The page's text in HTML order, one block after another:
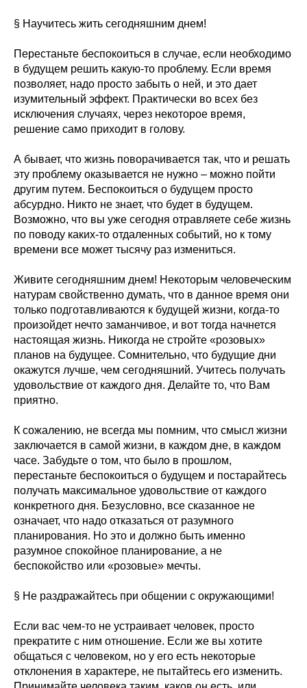
§ Научитесь жить сегодняшним днем!
Перестаньте беспокоиться в случае, если необходимо
в будущем решить какую-то проблему. Если время
позволяет, надо просто забыть о ней, и это дает
изумительный эффект. Практически во всех без
исключения случаях, через некоторое время,
решение само приходит в голову.
А бывает, что жизнь поворачивается так, что и решать
эту проблему оказывается не нужно – можно пойти
другим путем. Беспокоиться о будущем просто
абсурдно. Никто не знает, что будет в будущем.
Возможно, что вы уже сегодня отравляете себе жизнь
по поводу каких-то отдаленных событий, но к тому
времени все может тысячу раз измениться.
Живите сегодняшним днем! Некоторым человеческим
натурам свойственно думать, что в данное время они
только подготавливаются к будущей жизни, когда-то
произойдет нечто заманчивое, и вот тогда начнется
настоящая жизнь. Никогда не стройте «розовых»
планов на будущее. Сомнительно, что будущие дни
окажутся лучше, чем сегодняшний. Учитесь получать
удовольствие от каждого дня. Делайте то, что Вам
приятно.
К сожалению, не всегда мы помним, что смысл жизни
заключается в самой жизни, в каждом дне, в каждом
часе. Забудьте о том, что было в прошлом,
перестаньте беспокоиться о будущем и постарайтесь
получать максимальное удовольствие от каждого
конкретного дня. Безусловно, все сказанное не
означает, что надо отказаться от разумного
планирования. Но это и должно быть именно
разумное спокойное планирование, а не
беспокойство или «розовые» мечты.
§ Не раздражайтесь при общении с окружающими!
Если вас чем-то не устраивает человек, просто
прекратите с ним отношение. Если же вы хотите
общаться с человеком, но у его есть некоторые
отклонения в характере, не пытайтесь его изменить.